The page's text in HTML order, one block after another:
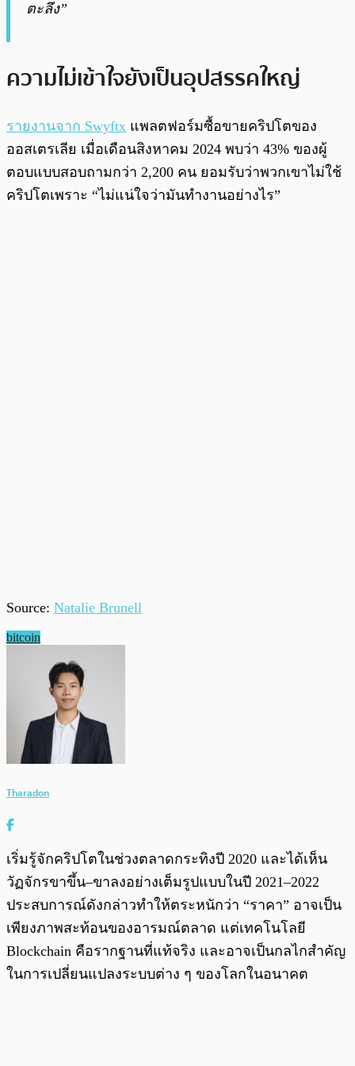
ตะลึง”
ความไม่เข้าใจยังเป็นอุปสรรคใหญ่
รายงานจาก Swyftx แพลตฟอร์มซื้อขายคริปโตของ
ออสเตรเลีย เมื่อเดือนสิงหาคม 2024 พบว่า 43% ของผู้
ตอบแบบสอบถามกว่า 2,200 คน ยอมรับว่าพวกเขาไม่ใช้
คริปโตเพราะ “ไม่แน่ใจว่ามันทำงานอย่างไร”
Source: Natalie Brunell
bitcoin
Tharadon
เริ่มรู้จักคริปโตในช่วงตลาดกระทิงปี 2020 และได้เห็น
วัฏจักรขาขึ้น–ขาลงอย่างเต็มรูปแบบในปี 2021–2022
ประสบการณ์ดังกล่าวทำให้ตระหนักว่า “ราคา” อาจเป็น
เพียงภาพสะท้อนของอารมณ์ตลาด แต่เทคโนโลยี
Blockchain คือรากฐานที่แท้จริง และอาจเป็นกลไกสำคัญ
ในการเปลี่ยนแปลงระบบต่าง ๆ ของโลกในอนาคต